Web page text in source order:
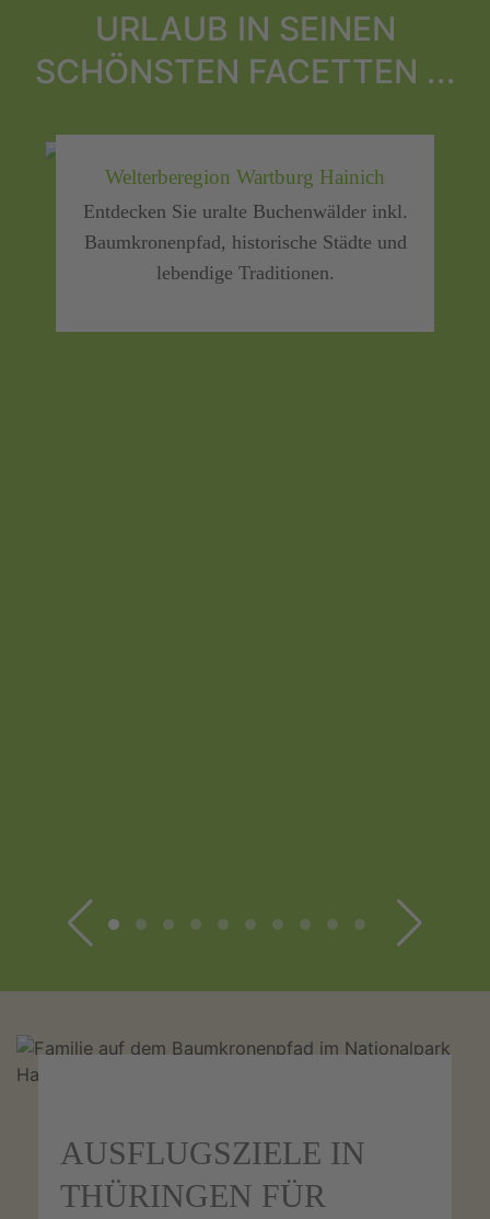
URLAUB IN SEINEN
SCHÖNSTEN FACETTEN ...
Welterberegion Wartburg Hainich
Entdecken Sie uralte Buchenwälder inkl.
Baumkronenpfad, historische Städte und
lebendige Traditionen.
AUSFLUGSZIELE IN
THÜRINGEN FÜR